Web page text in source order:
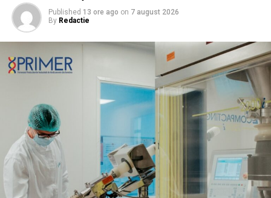
Published 13 ore ago on 7 august 2026
By Redactie